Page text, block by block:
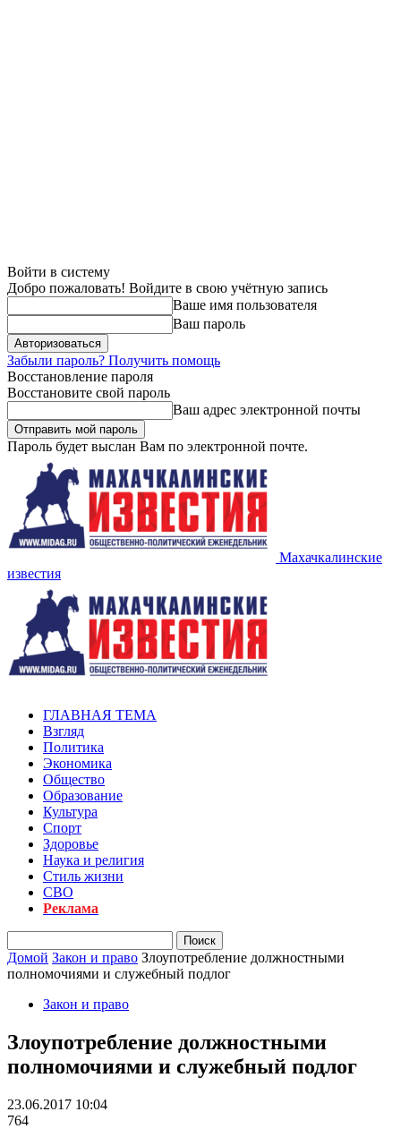
Войти в систему
Добро пожаловать! Войдите в свою учётную запись
Ваше имя пользователя
Ваш пароль
Забыли пароль? Получить помощь
Восстановление пароля
Восстановите свой пароль
Ваш адрес электронной почты
Пароль будет выслан Вам по электронной почте.
Махачкалинские
известия
ГЛАВНАЯ ТЕМА
Взгляд
Политика
Экономика
Общество
Образование
Культура
Спорт
Здоровье
Наука и религия
Стиль жизни
СВО
Реклама
Домой Закон и право Злоупотребление должностными
полномочиями и служебный подлог
Закон и право
Злоупотребление должностными
полномочиями и служебный подлог
23.06.2017 10:04
764